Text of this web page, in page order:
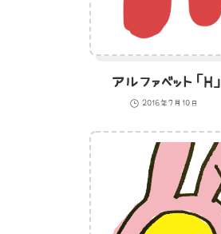
アルファベット「H」
2016年7月10日